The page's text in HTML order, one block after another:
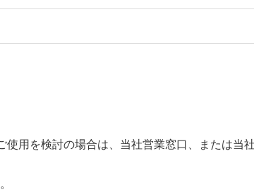
用を検討の場合は、当社営業窓口、または当